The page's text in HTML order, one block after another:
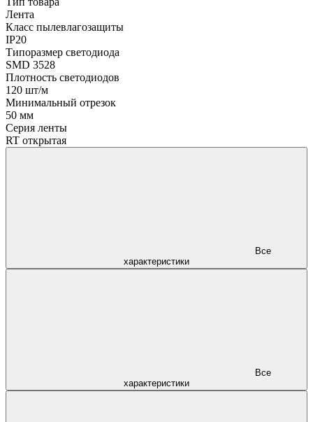
Лента
Класс пылевлагозащиты
IP20
Типоразмер светодиода
SMD 3528
Плотность светодиодов
120 шт/м
Минимальный отрезок
50 мм
Серия ленты
RT открытая
характеристики
характеристики